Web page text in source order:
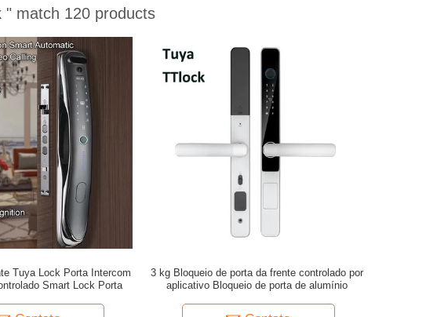
" match 120 products
Tuya Lock Porta Intercom
Smart Lock Porta
3 kg Bloqueio de porta da frente controlado por
aplicativo Bloqueio de porta de alumínio